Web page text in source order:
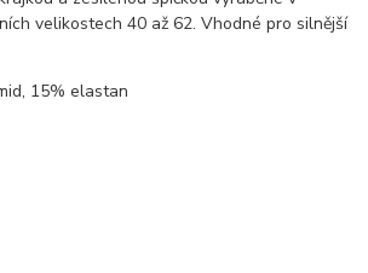
velikostech 40 až 62. Vhodné pro silnější
15% elastan